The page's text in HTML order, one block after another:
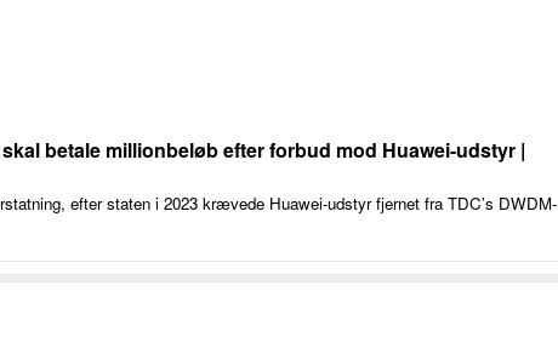
betale millionbeløb efter forbud mod Huawei-udstyr |
efter staten i 2023 krævede Huawei-udstyr fjernet fra TDC’s DWDM-